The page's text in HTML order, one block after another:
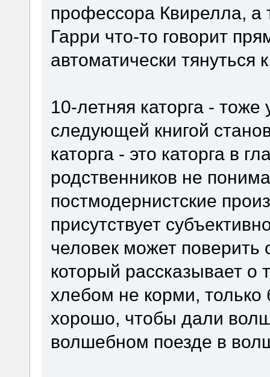
профессора Квирелла, а
Гарри что-то говорит
автоматически тянуться
10-летняя каторга -
следующей книгой
каторга - это каторга в
родственников не
постмодернистские
присутствует
человек может поверить
который рассказывает о
хлебом не корми,
хорошо, чтобы дали
волшебном поезде в